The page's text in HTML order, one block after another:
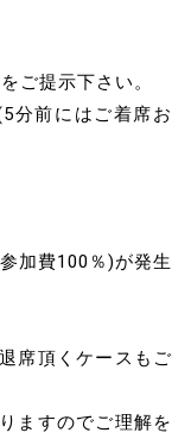
ご提示下さい。
分前にはご着席お
加費100％)が発生
席頂くケースもご
ますのでご理解を